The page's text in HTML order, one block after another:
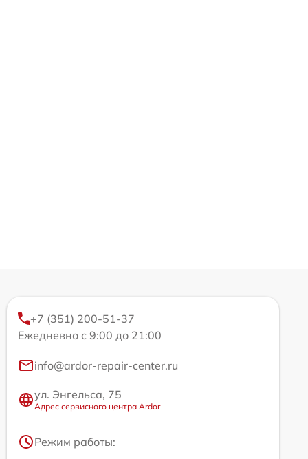
+7 (351) 200-51-37
Ежедневно с 9:00 до 21:00
info@ardor-repair-center.ru
ул. Энгельса, 75
Адрес сервисного центра Ardor
Режим работы: